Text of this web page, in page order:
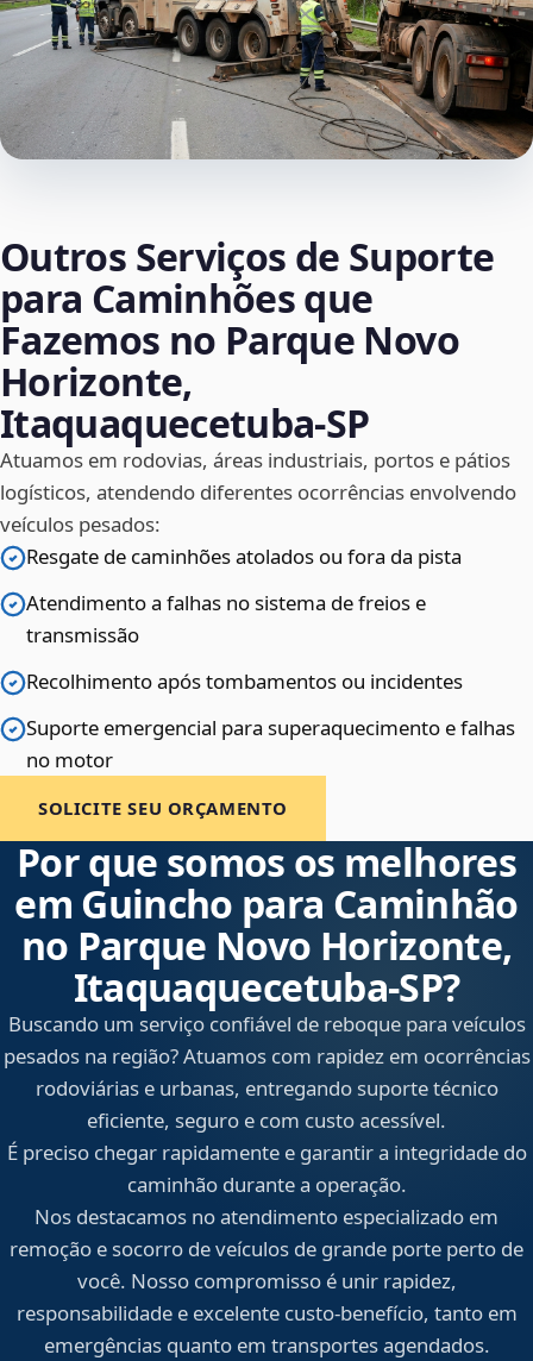
Outros Serviços de Suporte
para Caminhões que
Fazemos no Parque Novo
Horizonte,
Itaquaquecetuba‑SP
Atuamos em rodovias, áreas industriais, portos e pátios
logísticos, atendendo diferentes ocorrências envolvendo
veículos pesados:
Resgate de caminhões atolados ou fora da pista
Atendimento a falhas no sistema de freios e
transmissão
Recolhimento após tombamentos ou incidentes
Suporte emergencial para superaquecimento e falhas
no motor
SOLICITE SEU ORÇAMENTO
Por que somos os melhores
em Guincho para Caminhão
no Parque Novo Horizonte,
Itaquaquecetuba‑SP?
Buscando um serviço confiável de reboque para veículos
pesados na região? Atuamos com rapidez em ocorrências
rodoviárias e urbanas, entregando suporte técnico
eficiente, seguro e com custo acessível.
É preciso chegar rapidamente e garantir a integridade do
caminhão durante a operação.
Nos destacamos no atendimento especializado em
remoção e socorro de veículos de grande porte perto de
você. Nosso compromisso é unir rapidez,
responsabilidade e excelente custo-benefício, tanto em
emergências quanto em transportes agendados.